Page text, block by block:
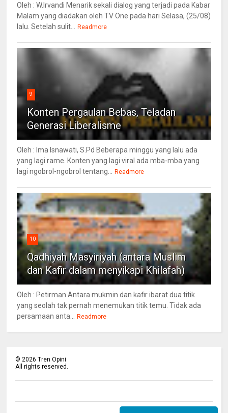
Oleh : W.Irvandi Menarik sekali dialog yang terjadi pada Kabar
Malam yang diadakan oleh TV One pada hari Selasa, (25/08)
lalu. Setelah sulit... Readmore
9
Konten Pergaulan Bebas, Teladan
Generasi Liberalisme
Oleh : Ima Isnawati, S.Pd Beberapa minggu yang lalu ada
yang lagi rame. Konten yang lagi viral ada mba-mba yang
lagi ngobrol-ngobrol tentang... Readmore
10
Qadhiyah Masyiriyah (antara Muslim
dan Kafir dalam menyikapi Khilafah)
Oleh : Petirman Antara mukmin dan kafir ibarat dua titik
yang seolah tak pernah menemukan titik temu. Tidak ada
persamaan anta... Readmore
©2026 Tren Opini
All rights reserved.